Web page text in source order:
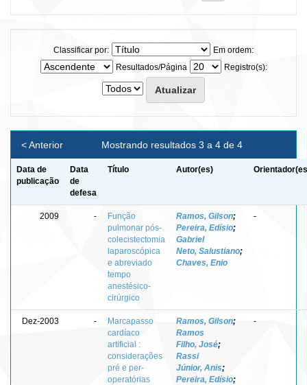
Classificar por:
Em ordem:
Resultados/Página
Registro(s):
Mostrando resultados 3 a 4 de 4
< Anterior
Data de
publicação
Data
de
defesa
Título Autor(es)
2009 -
Função
pulmonar pós-
colecistectomia
laparoscópica
e abreviado
tempo
anestésico-
cirúrgico
Ramos, Gilson;
Pereira, Edísio;
Gabriel
Neto, Salustiano;
Chaves, Enio
-
Dez-2003 -
Marcapasso
cardíaco
artificial :
considerações
pré e per-
operatórias
Ramos, Gilson;
Ramos
Filho, José;
Rassi
Júnior, Anis;
Pereira, Edísio;
-